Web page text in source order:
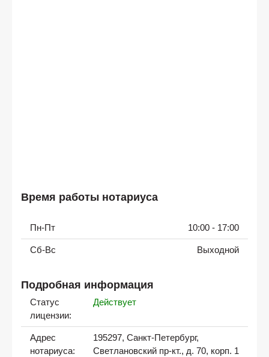
Время работы нотариуса
Пн-Пт 10:00 - 17:00
Сб-Вс Выходной
Подробная информация
Статус
лицензии:
Действует
Адрес
нотариуса:
195297, Санкт-Петербург,
Светлановский пр-кт., д. 70, корп. 1